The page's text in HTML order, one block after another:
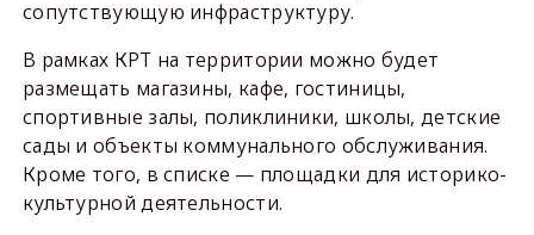
сопутствующую инфраструктуру.
В рамках КРТ на территории можно будет
размещать магазины, кафе, гостиницы,
спортивные залы, поликлиники, школы, детские
сады и объекты коммунального обслуживания.
Кроме того, в списке — площадки для историко-
культурной деятельности.